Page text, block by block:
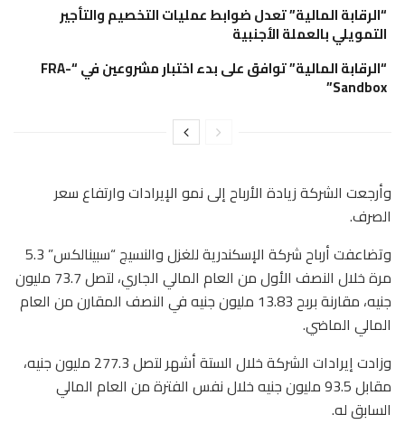
“الرقابة المالية” تعدل ضوابط عمليات التخصيم والتأجير
التمويلي بالعملة الأجنبية
“الرقابة المالية” توافق على بدء اختبار مشروعين في “FRA-
Sandbox”
وأرجعت الشركة زيادة الأرباح إلى نمو الإيرادات وارتفاع سعر
الصرف.
وتضاعفت أرباح شركة الإسكندرية للغزل والنسيج “سبينالكس” 5.3
مرة خلال النصف الأول من العام المالي الجاري، لتصل 73.7 مليون
جنيه، مقارنة بربح 13.83 مليون جنيه في النصف المقارن من العام
المالي الماضي.
وزادت إيرادات الشركة خلال الستة أشهر لتصل 277.3 مليون جنيه،
مقابل 93.5 مليون جنيه خلال نفس الفترة من العام المالي
السابق له.